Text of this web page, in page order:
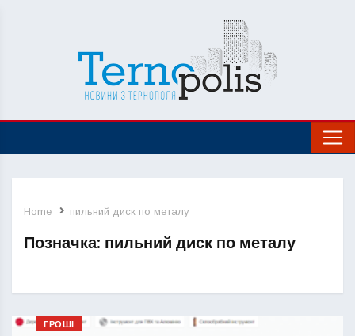
Home пильний диск по металу
Позначка: пильний диск по металу
ГРОШІ